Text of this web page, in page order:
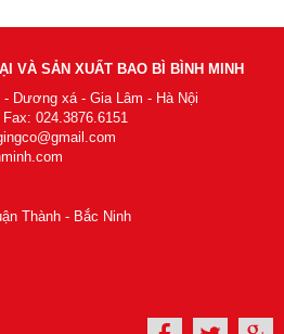
VÀ SẢN XUẤT BAO BÌ BÌNH MINH
Dương xá - Gia Lâm - Hà Nội
024.3876.6151
Thành - Bắc Ninh